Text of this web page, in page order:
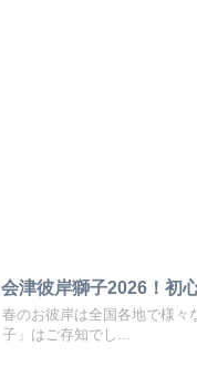
会津彼岸獅子2026！初
春のお彼岸は全国各地で様々
子」はご存知でし...